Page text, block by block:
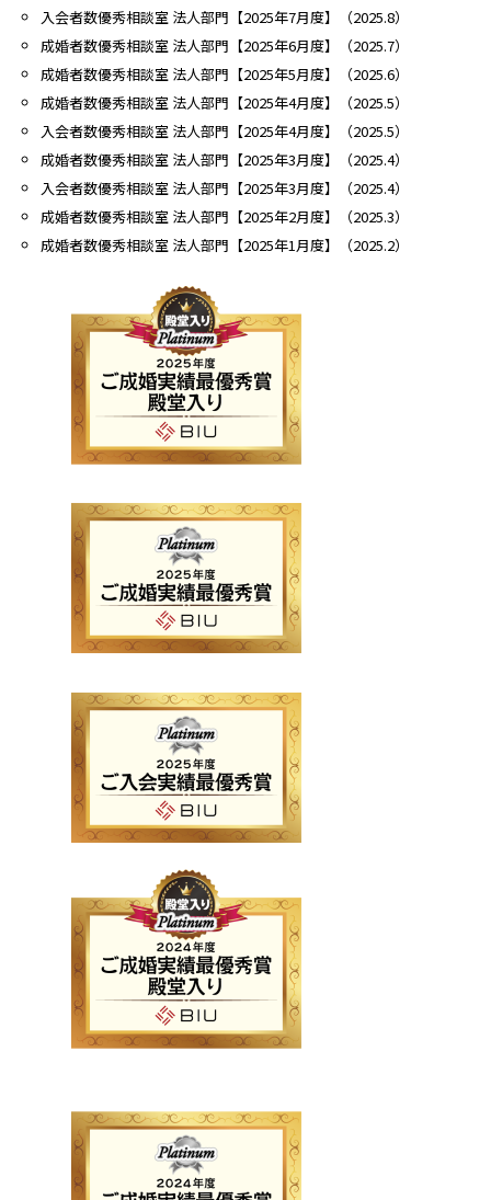
入会者数優秀相談室 法人部門【2025年7月度】（2025.8）
成婚者数優秀相談室 法人部門【2025年6月度】（2025.7）
成婚者数優秀相談室 法人部門【2025年5月度】（2025.6）
成婚者数優秀相談室 法人部門【2025年4月度】（2025.5）
入会者数優秀相談室 法人部門【2025年4月度】（2025.5）
成婚者数優秀相談室 法人部門【2025年3月度】（2025.4）
入会者数優秀相談室 法人部門【2025年3月度】（2025.4）
成婚者数優秀相談室 法人部門【2025年2月度】（2025.3）
成婚者数優秀相談室 法人部門【2025年1月度】（2025.2）